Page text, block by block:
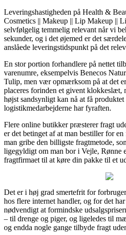
Leveringshastigheden på Health &
Cosmetics || Makeup || Lip Makeup ||
selvfølgelig temmelig relevant når vi
sekunder, og i det øjemed er det
anslåede leveringstidspunkt på det
En stor portion forhandlere på nettet
varenumre, eksempelvis Benecos
Tulip, men vær opmærksom på at det
placeres forinden et givent klokkeslæt,
højst sandsynligt kan nå at få produktet
logistikmedarbejderne har fyraften.
Flere online butikker præsterer fragt
er det betinget af at man bestiller for en
man gribe den billigste fragtmetode,
ligegyldigt om man bor i Vejle, Rønne
fragtfirmaet til at køre din pakke til et
Det er i høj grad smertefrit for
hos flere internet handler, og for det
nødvendigt at formindske
– til drenge og piger, og ligeledes til
og endda nogle gange tilbyde fragt